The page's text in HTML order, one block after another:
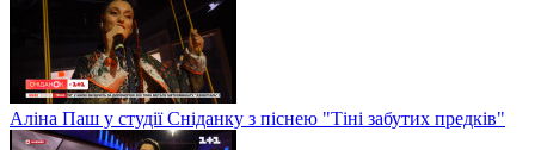
Аліна Паш у студії Сніданку з піснею "Тіні забутих предків"